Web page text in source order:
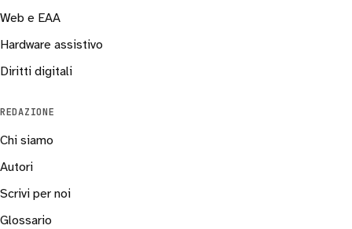
Web e EAA
Hardware assistivo
Diritti digitali
REDAZIONE
Chi siamo
Autori
Scrivi per noi
Glossario